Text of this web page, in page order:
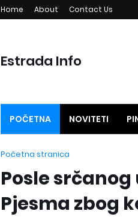
Home About Contact Us
Estrada Info
POČETNA NOVITETI
GLAVNO NA ESTRADI
Početna stranica
Posle
Pjesma zbog